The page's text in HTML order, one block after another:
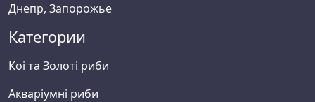
Днепр, Запорожье
Категории
Коі та Золоті риби
Акваріумні риби